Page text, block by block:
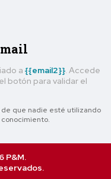
a {{email2}} . Accede
botón para validar el
de que nadie esté utilizando
P&M.